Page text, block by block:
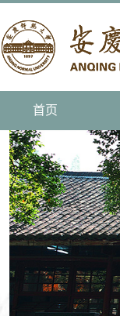
首页